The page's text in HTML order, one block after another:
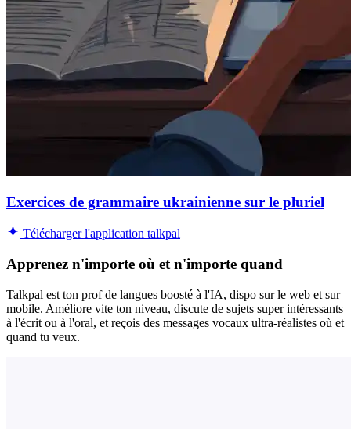
Exercices de grammaire ukrainienne sur le pluriel
Télécharger l'application talkpal
Apprenez n'importe où et n'importe quand
Talkpal est ton prof de langues boosté à l'IA, dispo sur le web et sur
mobile. Améliore vite ton niveau, discute de sujets super intéressants
à l'écrit ou à l'oral, et reçois des messages vocaux ultra-réalistes où et
quand tu veux.